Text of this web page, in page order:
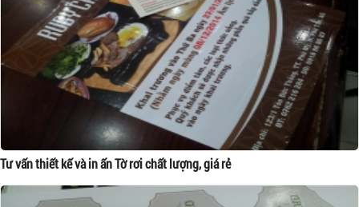
Tư vấn thiết kế và in ấn Tờ rơi chất lượng, giá rẻ